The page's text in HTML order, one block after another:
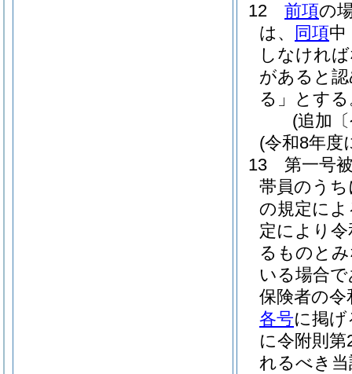
12
前項の
は、
同項中
しなけれ
があると
る」とす
(追加
(令和8年度
13
第一号
帯員のうち
の規定に
定により
るものと
いる場合
保険者の令
各号に掲
に令附則
れるべき